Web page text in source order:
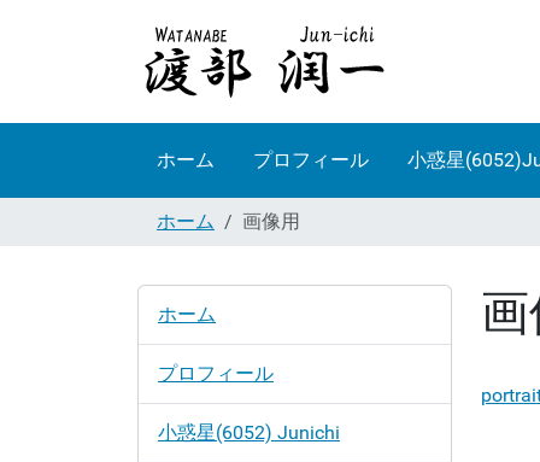
ホーム プロフィール 小惑星
ホーム 画像用
画
ホーム
プロフィール
小惑星(6052) Junichi